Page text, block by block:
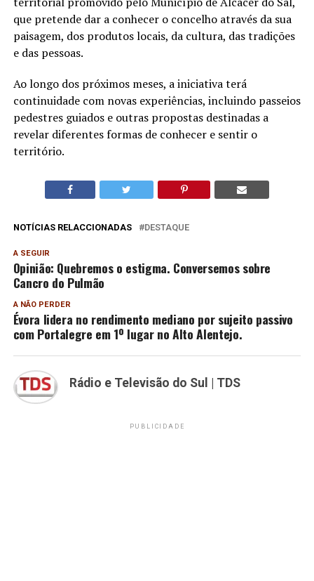
que pretende dar a conhecer o concelho através da sua
paisagem, dos produtos locais, da cultura, das tradições
e das pessoas.
Ao longo dos próximos meses, a iniciativa terá
continuidade com novas experiências, incluindo passeios
pedestres guiados e outras propostas destinadas a
revelar diferentes formas de conhecer e sentir o
território.
NOTÍCIAS RELACCIONADAS DESTAQUE
A SEGUIR
Opinião: Quebremos o estigma. Conversemos sobre
Cancro do Pulmão
A NÃO PERDER
Évora lidera no rendimento mediano por sujeito passivo
com Portalegre em 1º lugar no Alto Alentejo.
Rádio e Televisão do Sul | TDS
PUBLICIDADE